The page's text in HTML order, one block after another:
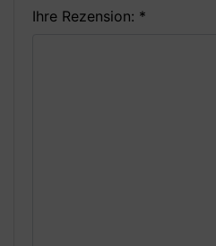
Ihre Rezension: *